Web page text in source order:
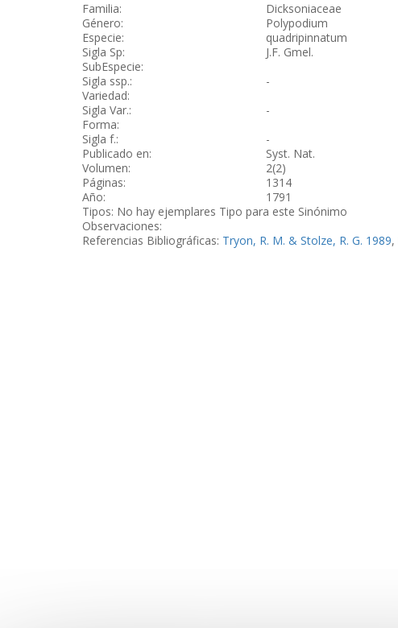
Familia:
Dicksoniaceae
Género:
Polypodium
Especie:
quadripinnatum
Sigla Sp:
J.F. Gmel.
SubEspecie:
Sigla ssp.:
-
Variedad:
Sigla Var.:
-
Forma:
Sigla f.:
-
Publicado en:
Syst. Nat.
Volumen:
2(2)
Páginas:
1314
Año:
1791
Tipos: No hay ejemplares Tipo para este Sinónimo
Observaciones:
Referencias Bibliográficas: Tryon, R. M. & Stolze, R. G. 1989,